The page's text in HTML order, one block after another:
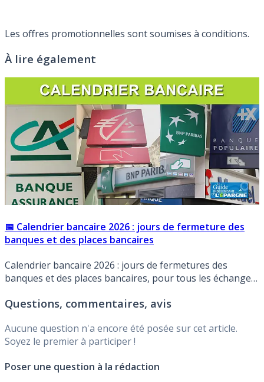
Les offres promotionnelles sont soumises à conditions.
À lire également
📅 Calendrier bancaire 2026 : jours de fermeture des
banques et des places bancaires
Calendrier bancaire 2026 : jours de fermetures des
banques et des places bancaires, pour tous les échanges
Questions, commentaires, avis
Aucune question n'a encore été posée sur cet article.
Soyez le premier à participer !
Poser une question à la rédaction